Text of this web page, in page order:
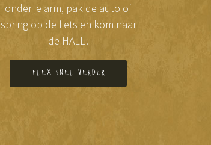
onder je arm, pak de auto of
spring op de fiets en kom naar
de HALL!
flex snel verder